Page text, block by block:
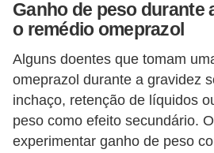
Ganho de peso durante
o remédio omeprazol
Alguns doentes que tomam
omeprazol durante a gravidez
inchaço, retenção de líquidos
peso como efeito secundário.
experimentar ganho de peso